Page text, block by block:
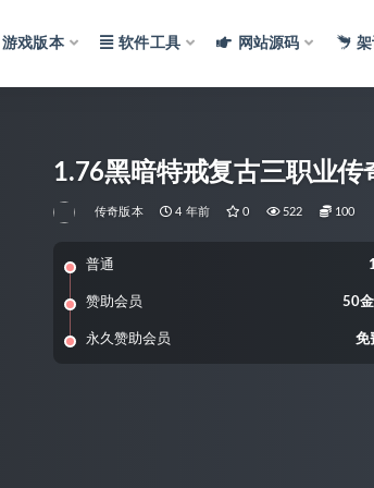
游戏版本 软件工具 网站源码
1.76黑暗特戒复古三职业
传奇版本 4 年前 0 522 100
普通
赞助会员 50
永久赞助会员 免